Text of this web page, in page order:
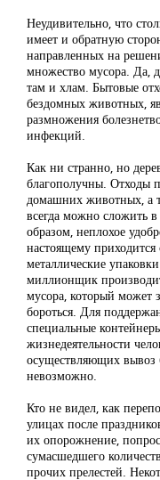
Неудивительно, что
имеет и обратную
направленных на
множество мусора. Да,
там и хлам. Бытовые
бездомных животных,
размножения
инфекций.
Как ни странно, но
благополучны. Отходы
домашних животных, а
всегда можно сложить
образом, неплохое
настоящему приходится
металлические
миллионщик
мусора, который может
бороться. Для
специальные
жизнедеятельности
осуществляющих вывоз
невозможно.
Кто не видел, как
улицах после
их опорожнение,
сумасшедшего
прочих прелестей.